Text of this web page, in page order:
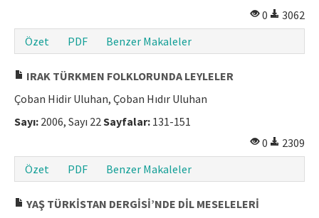
0
3062
Özet
PDF Benzer Makaleler
IRAK TÜRKMEN FOLKLORUNDA LEYLELER
Çoban Hidir Uluhan, Çoban Hıdır Uluhan
Sayı: 2006, Sayı 22 Sayfalar: 131-151
0
2309
Özet
PDF Benzer Makaleler
YAŞ TÜRKİSTAN DERGİSİ’NDE DİL MESELELERİ